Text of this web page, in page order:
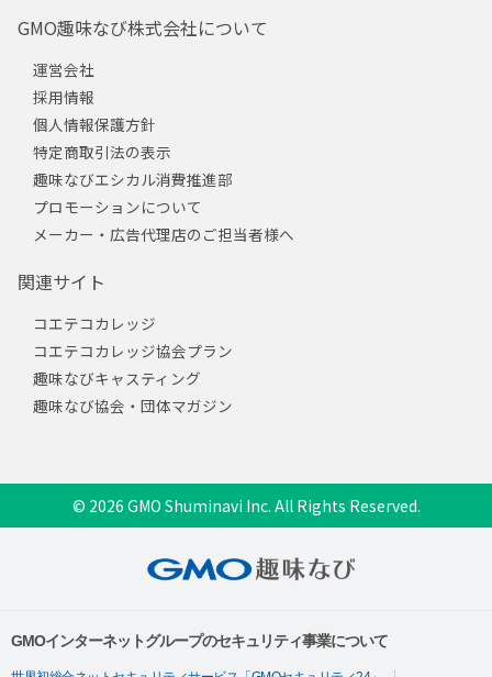
GMO趣味なび株式会社について
運営会社
採用情報
個人情報保護方針
特定商取引法の表示
趣味なびエシカル消費推進部
プロモーションについて
メーカー・広告代理店のご担当者様へ
関連サイト
コエテコカレッジ
コエテコカレッジ協会プラン
趣味なびキャスティング
趣味なび協会・団体マガジン
© 2026 GMO Shuminavi Inc. All Rights Reserved.